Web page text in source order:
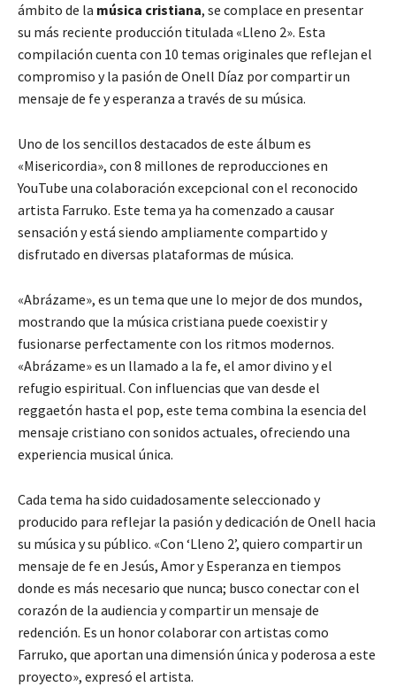
ámbito de la música cristiana, se complace en presentar
su más reciente producción titulada «Lleno 2». Esta
compilación cuenta con 10 temas originales que reflejan el
compromiso y la pasión de Onell Díaz por compartir un
mensaje de fe y esperanza a través de su música.
Uno de los sencillos destacados de este álbum es
«Misericordia», con 8 millones de reproducciones en
YouTube una colaboración excepcional con el reconocido
artista Farruko. Este tema ya ha comenzado a causar
sensación y está siendo ampliamente compartido y
disfrutado en diversas plataformas de música.
«Abrázame», es un tema que une lo mejor de dos mundos,
mostrando que la música cristiana puede coexistir y
fusionarse perfectamente con los ritmos modernos.
«Abrázame» es un llamado a la fe, el amor divino y el
refugio espiritual. Con influencias que van desde el
reggaetón hasta el pop, este tema combina la esencia del
mensaje cristiano con sonidos actuales, ofreciendo una
experiencia musical única.
Cada tema ha sido cuidadosamente seleccionado y
producido para reflejar la pasión y dedicación de Onell hacia
su música y su público. «Con ‘Lleno 2’, quiero compartir un
mensaje de fe en Jesús, Amor y Esperanza en tiempos
donde es más necesario que nunca; busco conectar con el
corazón de la audiencia y compartir un mensaje de
redención. Es un honor colaborar con artistas como
Farruko, que aportan una dimensión única y poderosa a este
proyecto», expresó el artista.